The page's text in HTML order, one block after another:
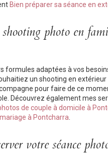
Bien préparer sa séance en
photo en
formules adaptées à vos
un shooting en extérieur
pour faire de ce
Découvrez également mes
de couple à domicile à
à Pontcharra
votre séance